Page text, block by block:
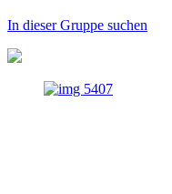
In dieser Gruppe suchen